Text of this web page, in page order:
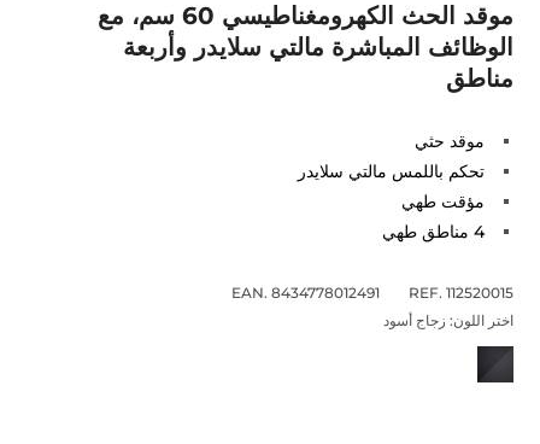
موقد الحث الكهرومغناطيسي 60 سم، مع
الوظائف المباشرة مالتي سلايدر وأربعة
مناطق
موقد حثي
تحكم باللمس مالتي سلايدر
مؤقت طهي
4 مناطق طهي
REF. 112520015
EAN. 8434778012491
اختر اللون: زجاج أسود